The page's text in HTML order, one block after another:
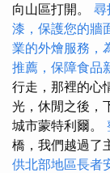
向山區打開。 尋
漆，保護您的牆
業的外燴服務，
推薦，保障食品
行走，那裡的心
光，休閒之後，
城市蒙特利爾。
橋，我們越過了
供北部地區長者